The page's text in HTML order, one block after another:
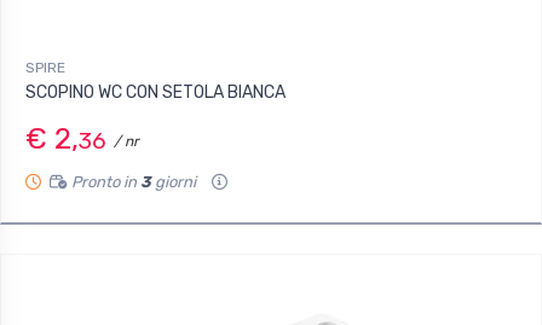
SPIRE
SCOPINO WC CON SETOLA BIANCA
€ 2,36 / nr
Pronto in 3giorni